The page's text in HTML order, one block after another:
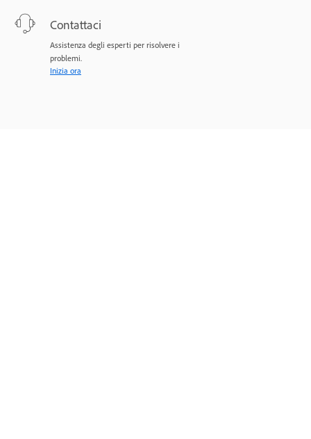
Contattaci
Assistenza degli esperti per risolvere i
problemi.
Inizia ora